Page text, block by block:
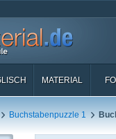
MATERIAL
Buchstabenpuzzle 1